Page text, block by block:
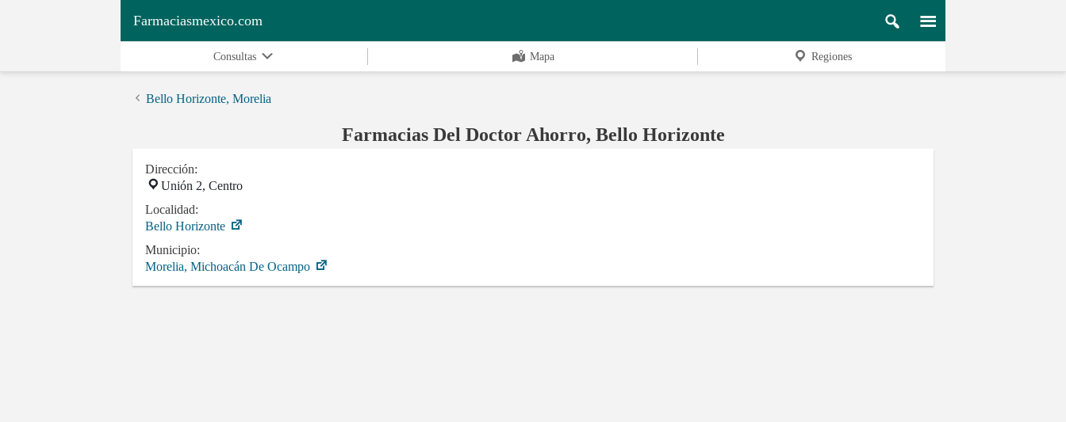
Farmaciasmexico.com
Consultas Mapa Regiones
Bello Horizonte, Morelia
Farmacias Del Doctor Ahorro, Bello Horizonte
Dirección:
Unión 2, Centro
Localidad:
Bello Horizonte
Municipio:
Morelia, Michoacán De Ocampo